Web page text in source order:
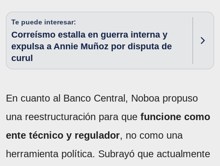
Te puede interesar:
Correísmo estalla en guerra interna y
expulsa a Annie Muñoz por disputa de
curul
En cuanto al Banco Central, Noboa propuso
una reestructuración para que funcione como
ente técnico y regulador, no como una
herramienta política. Subrayó que actualmente